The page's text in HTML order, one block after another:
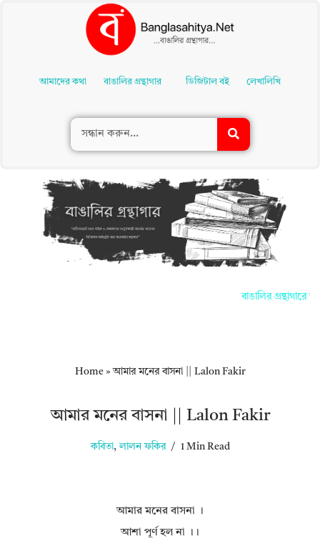
Contentআমাদের কথা বাঙালির গ্রন্থাগার ডিজিটাল বই লেখালিখি
বাঙালির গ্রন্থাগারে
Home»আমার মনের বাসনা || Lalon Fakir
আমার মনের বাসনা || Lalon Fakir
কবিতা, লালন ফকির 1 Min Read
আমার মনের বাসনা ।
আশা পূর্ণ হল না ।।